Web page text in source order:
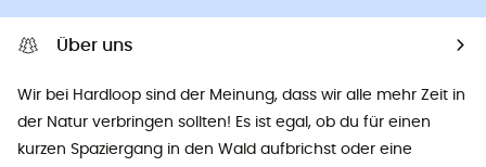
Über uns
Wir bei Hardloop sind der Meinung, dass wir alle mehr Zeit in
der Natur verbringen sollten! Es ist egal, ob du für einen
kurzen Spaziergang in den Wald aufbrichst oder eine